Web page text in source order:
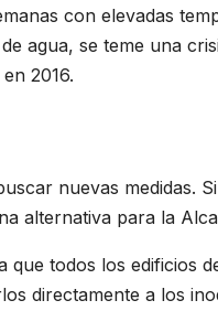
con elevadas
agua, se teme una
2016.
nuevas medidas.
alternativa para la
que todos los edificios
directamente a los